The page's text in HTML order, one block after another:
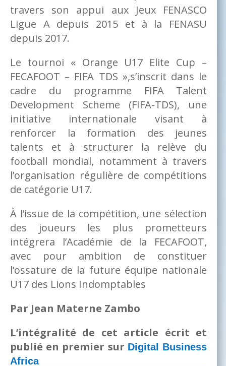
travers son appui aux Jeux FENASCO
Ligue A depuis 2015 et à la FENASU
depuis 2017.
Le tournoi « Orange U17 Elite Cup –
FECAFOOT – FIFA TDS »,s’inscrit dans le
cadre du programme FIFA Talent
Development Scheme (FIFA-TDS), une
initiative internationale visant à
renforcer la formation des jeunes
talents et à structurer la relève du
football mondial, notamment à travers
l’organisation régulière de compétitions
de catégorie U17.
À l’issue de la compétition, une sélection
des joueurs les plus prometteurs
intégrera l’Académie de la FECAFOOT,
avec pour ambition de constituer
l’ossature de la future équipe nationale
U17 des Lions Indomptables
Par Jean Materne Zambo
L’intégralité de cet article écrit et
publié en premier sur Digital Business
Africa